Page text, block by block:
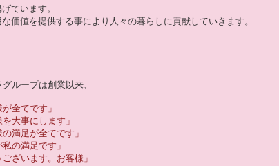
ています。
価値を提供する事により人々の暮らしに貢献していきます。
ループは創業以来、
が全てです」
を大事にします」
の満足が全てです」
私の満足です」
ございます。お客様」